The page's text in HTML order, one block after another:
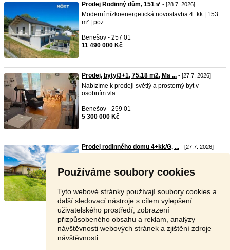
Používáme soubory cookies
Tyto webové stránky používají soubory cookies a
další sledovací nástroje s cílem vylepšení
uživatelského prostředí, zobrazení
přizpůsobeného obsahu a reklam, analýzy
návštěvnosti webových stránek a zjištění zdroje
návštěvnosti.
Prodej Rodinný dům, 151㎡ - [28.7. 2026]
Moderní nízkoenergetická novostavba 4+kk | 153
m² | poz ...
Benešov - 257 01
11 490 000 Kč
Prodej, byty/3+1, 75.18 m2, Ma ... - [27.7. 2026]
Nabízíme k prodeji světlý a prostorný byt v
osobním vla ...
Benešov - 259 01
5 300 000 Kč
Prodej rodinného domu 4+kk/G, ... - [27.7. 2026]
V textu
Stránka: 1 2 3 Další